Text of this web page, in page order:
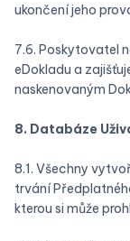
ukončení jeho
7.6. Poskytovatel
eDokladu a
naskenovaným
8. Databáze
8.1. Všechny
trvání
kterou si může